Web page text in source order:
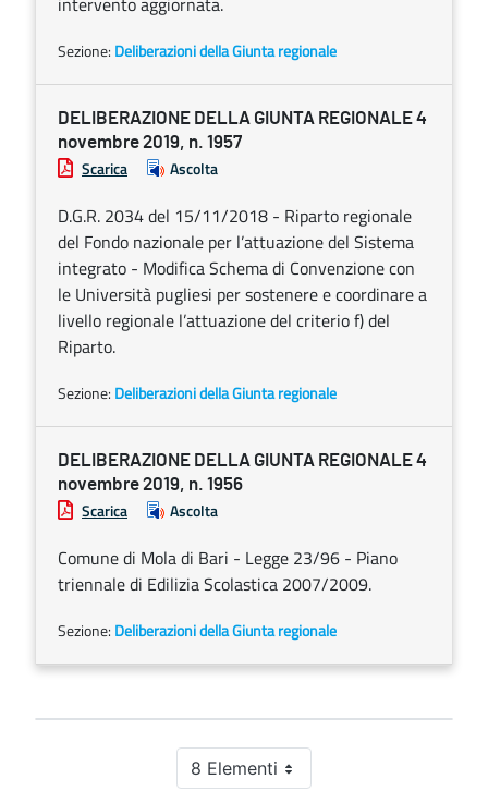
Sezione: Deliberazioni della Giunta regionale
DELIBERAZIONE DELLA GIUNTA REGIONALE 4
novembre 2019, n. 1957
Scarica Ascolta
D.G.R. 2034 del 15/11/2018 - Riparto regionale
del Fondo nazionale per l’attuazione del Sistema
integrato - Modifica Schema di Convenzione con
le Università pugliesi per sostenere e coordinare a
livello regionale l’attuazione del criterio f) del
Riparto.
Sezione: Deliberazioni della Giunta regionale
DELIBERAZIONE DELLA GIUNTA REGIONALE 4
novembre 2019, n. 1956
Scarica Ascolta
Comune di Mola di Bari - Legge 23/96 - Piano
triennale di Edilizia Scolastica 2007/2009.
Sezione: Deliberazioni della Giunta regionale
8 ElementiPer pagina